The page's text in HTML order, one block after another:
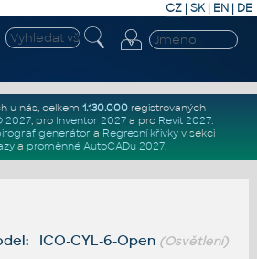
CZ | SK| EN | DE
u nás, celkem 1.130.000registrovaných
2027, pro Inventor 2027a pro Revit 2027.
generátor a Regresní křivkyv sekci
a proměnné AutoCADu 2027.
ICO-CYL-6-Open (Osvětlení)